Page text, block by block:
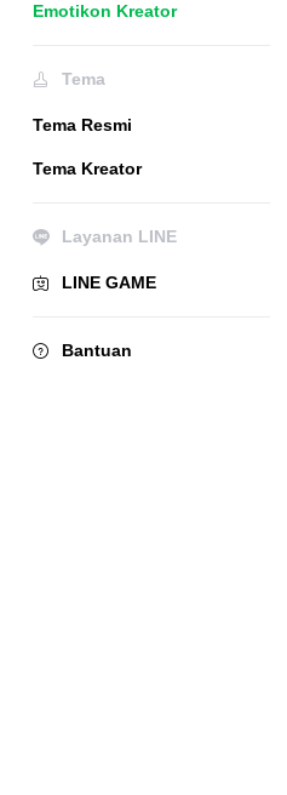
Emotikon Kreator
Tema
Tema Resmi
Tema Kreator
Layanan LINE
LINE GAME
Bantuan